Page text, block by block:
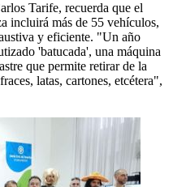
Tarife, recuerda que el
incluirá más de 55 vehículos,
y eficiente. "Un año
'batucada', una máquina
que permite retirar de la
latas, cartones, etcétera",